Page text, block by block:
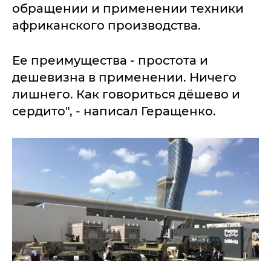
обращении и применении техники
африканского производства.
Ее преимущества - простота и
дешевизна в применении. Ничего
лишнего. Как говориться дёшево и
сердито", - написал Геращенко.